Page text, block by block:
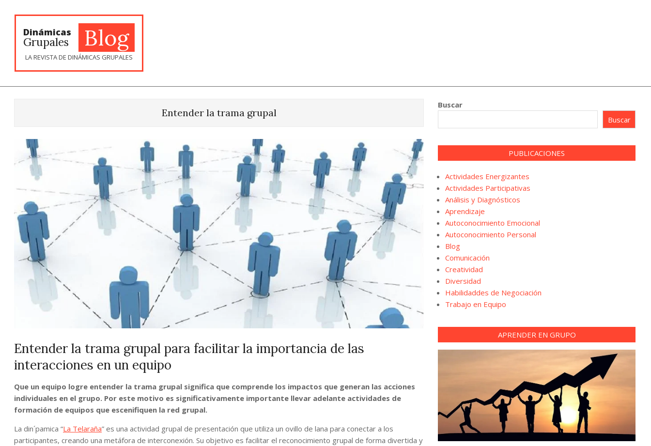
contentDinámicas
Grupales Blog
LA REVISTA DE DINÁMICAS GRUPALES
Entender la trama grupal
Entender la trama grupal para facilitar la importancia de las
interacciones en un equipo
Que un equipo logre entender la trama grupal significa que comprende los impactos que generan las acciones
individuales en el grupo. Por este motivo es significativamente importante llevar adelante actividades de
formación de equipos que escenifiquen la red grupal.
La din´pamica “La Telaraña” es una actividad grupal de presentación que utiliza un ovillo de lana para conectar a los
participantes, creando una metáfora de interconexión. Su objetivo es facilitar el reconocimiento grupal de forma divertida y
Buscar
Buscar
PUBLICACIONES
Actividades Energizantes
Actividades Participativas
Análisis y Diagnósticos
Aprendizaje
Autoconocimiento Emocional
Autoconocimiento Personal
Blog
Comunicación
Creatividad
Diversidad
Habilidaddes de Negociación
Trabajo en Equipo
APRENDER EN GRUPO